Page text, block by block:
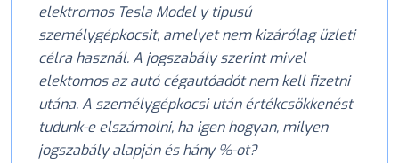
elektromos Tesla Model y tipusú
személygépkocsit, amelyet nem kizárólag üzleti
célra használ. A jogszabály szerint mivel
elektomos az autó cégautóadót nem kell fizetni
utána. A személygépkocsi után értékcsökkenést
tudunk-e elszámolni, ha igen hogyan, milyen
jogszabály alapján és hány %-ot?